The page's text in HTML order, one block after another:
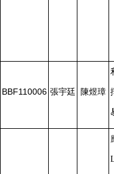
BBF110006 張宇廷 陳煜璋